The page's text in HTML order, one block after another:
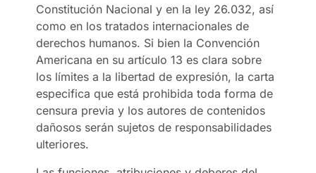
Constitución Nacional y en la ley 26.032, así
como en los tratados internacionales de
derechos humanos. Si bien la Convención
Americana en su artículo 13 es clara sobre
los límites a la libertad de expresión, la carta
especifica que está prohibida toda forma de
censura previa y los autores de contenidos
dañosos serán sujetos de responsabilidades
ulteriores.